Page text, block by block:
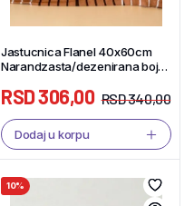
Jastucnica Flanel 40x60cm
Narandzasta/dezenirana boja
RSD340,00
RSD306,00
Dodaj u korpu
10%